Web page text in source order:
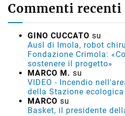
Commenti recenti
GINO CUCCATO su
Ausl di Imola, robot
Fondazione Crimola:
sostenere il progetto»
MARCO M. su
VIDEO - Incendio
della Stazione
MARCO su
Basket, il presidente